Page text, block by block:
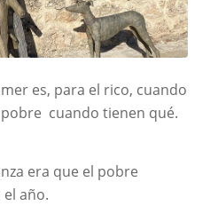
es, para el rico, cuando
cuando tienen qué.
era que el pobre
año.